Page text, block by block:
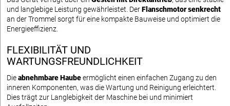
und langlebige Leistung gewährleistet. DerFlanschmotor senkrecht
an der Trommel sorgt für eine kompakte Bauweise und optimiert die
Energieeffizienz.
FLEXIBILITÄT UND
WARTUNGSFREUNDLICHKEIT
Dieabnehmbare Haubeermöglicht einen einfachen Zugang zu den
inneren Komponenten, was die Wartung und Reinigung erleichtert.
Dies trägt zur Langlebigkeit der Maschine bei und minimiert